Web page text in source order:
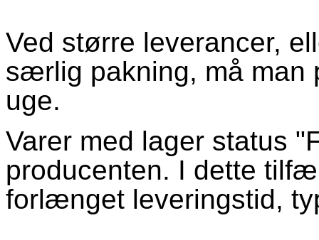
Ved større leverancer,
særlig pakning, må man
uge.
Varer med lager status
producenten. I dette
forlænget leveringstid,